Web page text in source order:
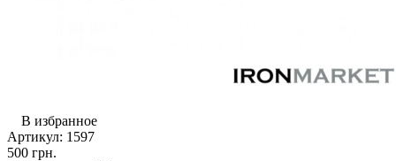
В избранное
Артикул: 1597
500 грн.